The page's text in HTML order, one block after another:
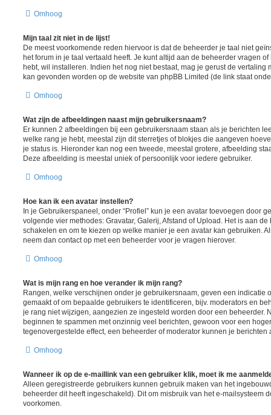
Omhoog
Mijn taal zit niet in de lijst!
De meest voorkomende reden hiervoor is dat de beheerder je taal niet
het forum in je taal vertaald heeft. Je kunt altijd aan de beheerder vragen
hebt, wil installeren. Indien het nog niet bestaat, mag je gerust de vertaling
kan gevonden worden op de website van phpBB Limited (de link staat
Omhoog
Wat zijn de afbeeldingen naast mijn gebruikersnaam?
Er kunnen 2 afbeeldingen bij een gebruikersnaam staan als je berichten
welke rang je hebt, meestal zijn dit sterretjes of blokjes die aangeven
je status is. Hieronder kan nog een tweede, meestal grotere, afbeelding
Deze afbeelding is meestal uniek of persoonlijk voor iedere gebruiker.
Omhoog
Hoe kan ik een avatar instellen?
In je Gebruikerspaneel, onder “Profiel” kun je een avatar toevoegen door
volgende vier methodes: Gravatar, Galerij, Afstand of Upload. Het is aan
schakelen en om te kiezen op welke manier je een avatar kan gebruiken.
neem dan contact op met een beheerder voor je vragen hierover.
Omhoog
Wat is mijn rang en hoe verander ik mijn rang?
Rangen, welke verschijnen onder je gebruikersnaam, geven een indicatie
gemaakt of om bepaalde gebruikers te identificeren, bijv. moderators en
je rang niet wijzigen, aangezien ze ingesteld worden door een beheerder.
beginnen te spammen met onzinnig veel berichten, gewoon voor een
tegenovergestelde effect, een beheerder of moderator kunnen je berichten
Omhoog
Wanneer ik op de e-maillink van een gebruiker klik, moet ik me
Alleen geregistreerde gebruikers kunnen gebruik maken van het
beheerder dit heeft ingeschakeld). Dit om misbruik van het e-mailsysteem
voorkomen.